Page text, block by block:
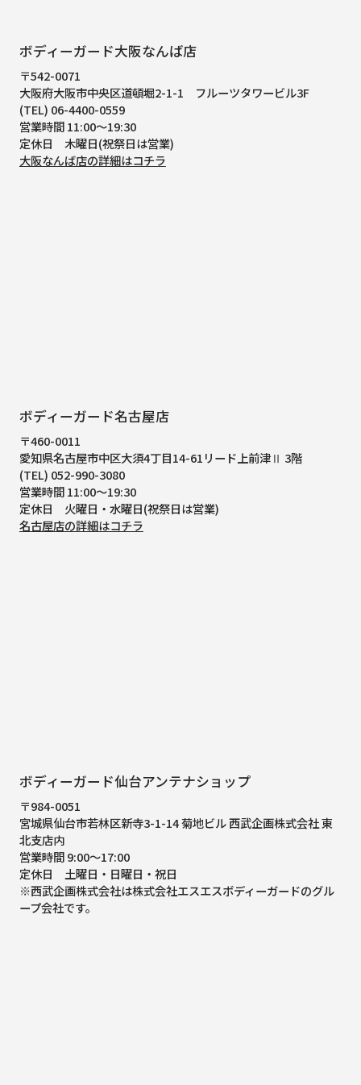
ボディーガード大阪なんば店
〒542-0071
大阪府大阪市中央区道頓堀2-1-1
フルーツタワービル3F
(TEL) 06-4400-0559
営業時間 11:00～19:30
定休日 木曜日(祝祭日は営業)
大阪なんば店の詳細はコチラ
ボディーガード名古屋店
〒460-0011
愛知県名古屋市中区大須4丁目14-61リード上前津Ⅱ 3階
(TEL) 052-990-3080
営業時間 11:00～19:30
定休日 火曜日・水曜日(祝祭日は営業)
名古屋店の詳細はコチラ
ボディーガード仙台アンテナショップ
〒984-0051
宮城県仙台市若林区新寺3-1-14 菊地ビル 西武企画株式会社 東
北支店内
営業時間 9:00～17:00
定休日 土曜日・日曜日・祝日
※西武企画株式会社は株式会社エスエスボディーガードのグル
ープ会社です。